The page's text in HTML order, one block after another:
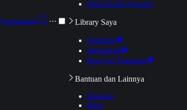
Langganan
···
Pakai Kode Voucher
Library Saya
Daftarku
Mengikuti
Riwayat Tontonan
Bantuan dan Lainnya
Bantuan
Blog